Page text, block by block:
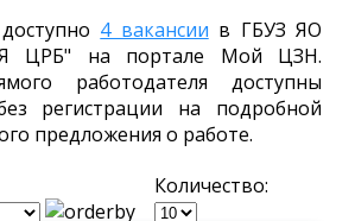
4 вакансии в ГБУЗ ЯО
ЦРБ" на портале Мой ЦЗН.
работодателя доступны
регистрации на подробной
предложения о работе.
Количество: